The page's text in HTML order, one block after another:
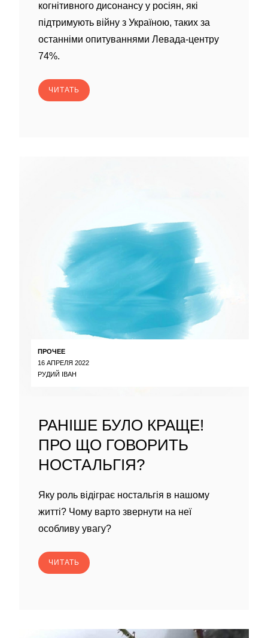
когнітивного дисонансу у росіян, які
підтримують війну з Україною, таких за
останніми опитуваннями Левада-центру
74%.
ЧИТАТЬ
ПРОЧЕЕ
16 АПРЕЛЯ 2022
РУДИЙ ІВАН
РАНІШЕ БУЛО КРАЩЕ!
ПРО ЩО ГОВОРИТЬ
НОСТАЛЬГІЯ?
Яку роль відіграє ностальгія в нашому
житті? Чому варто звернути на неї
особливу увагу?
ЧИТАТЬ